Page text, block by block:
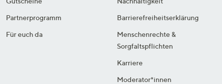
Partnerprogramm
Für euch da
Barrierefreiheitserklärung
Menschenrechte &
Sorgfaltspflichten
Karriere
Moderator*innen